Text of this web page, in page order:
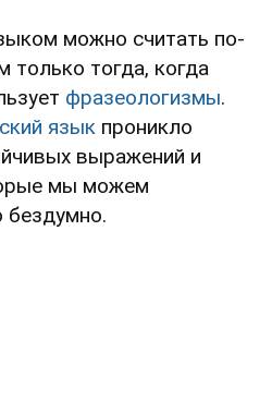
можно считать по-
тогда, когда
фразеологизмы.
язык проникло
выражений и
мы можем
бездумно.